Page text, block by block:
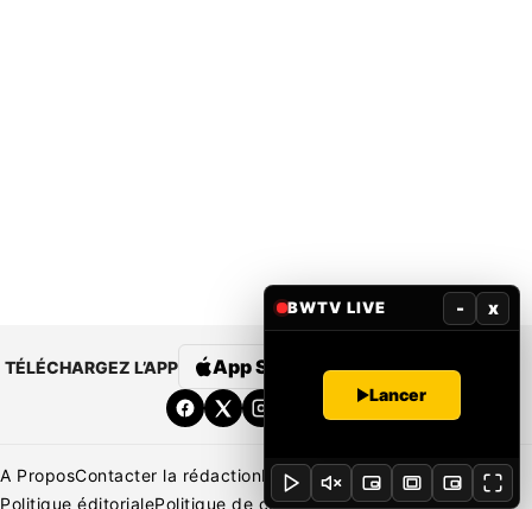
TÉLÉCHARGEZ L’APP App Store Google Play
A ProposContacter la rédactionRédaction Mentions légales
Politique éditorialePolitique de correction
BWTV LIVE - x
Lancer